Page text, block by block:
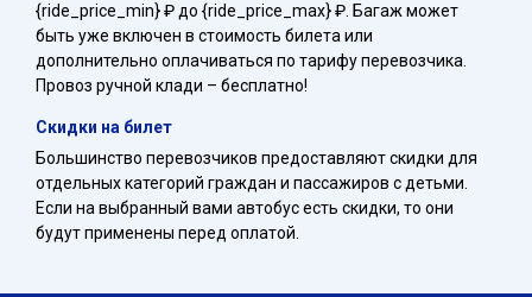
{ride_price_min} ₽ до {ride_price_max} ₽. Багаж может
быть уже включен в стоимость билета или
дополнительно оплачиваться по тарифу перевозчика.
Провоз ручной клади – бесплатно!
Скидки на билет
Большинство перевозчиков предоставляют скидки для
отдельных категорий граждан и пассажиров с детьми.
Если на выбранный вами автобус есть скидки, то они
будут применены перед оплатой.